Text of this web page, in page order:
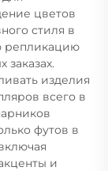
цветов
стиля в
репликацию
изделия
всего в
футов в
и